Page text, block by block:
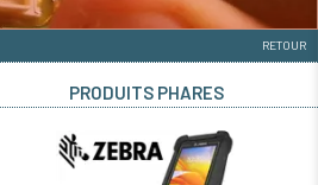
RETOUR
PRODUITS PHARES